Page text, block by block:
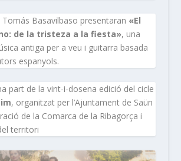
Basavilbaso presentaran «El
de la tristeza a la fiesta», una
antiga per a veu i guitarra basada
espanyols.
part de la vint-i-dosena edició del cicle
, organitzat per l’Ajuntament de Saün
de la Comarca de la Ribagorça i
territori